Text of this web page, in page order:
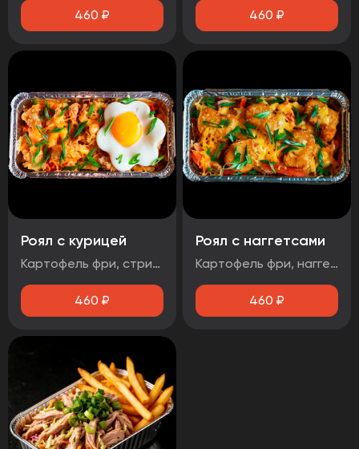
460 ₽ 460 ₽
Роял с курицей
Картофель фри, стрипсы, яйцо, соус чесночный, помидор, зеленый лук, сыр
460 ₽
Роял с наггетсами
Картофель фри, наггетсы, яйцо, соус сырный, помидор, сыр, зеленый лук
460 ₽